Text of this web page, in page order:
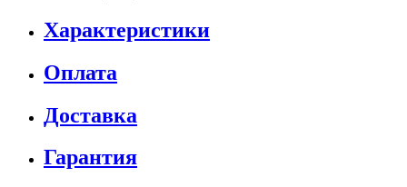
Характеристики
Оплата
Доставка
Гарантия